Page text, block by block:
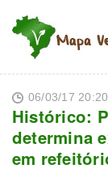
06/03/17 20:20
Histórico:
determina
em